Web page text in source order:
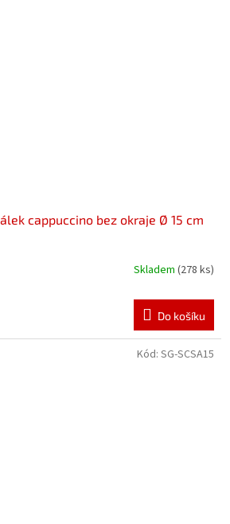
cappuccino bez okraje Ø 15 cm
Skladem (278 ks)
Do košíku
Kód: SG-SCSA15